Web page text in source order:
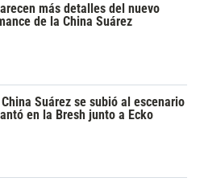
más detalles del nuevo
de la China Suárez
Suárez se subió al escenario
en la Bresh junto a Ecko